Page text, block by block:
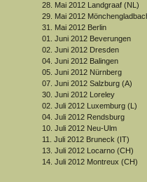
28. Mai 2012 Landgraaf (NL)
29. Mai 2012
31. Mai 2012 Berlin
01. Juni 2012 Beverungen
02. Juni 2012 Dresden
04. Juni 2012 Balingen
05. Juni 2012 Nürnberg
07. Juni 2012 Salzburg (A)
30. Juni 2012 Loreley
02. Juli 2012 Luxemburg (L)
04. Juli 2012 Rendsburg
10. Juli 2012 Neu-Ulm
11. Juli 2012 Bruneck (IT)
13. Juli 2012 Locarno (CH)
14. Juli 2012 Montreux (CH)